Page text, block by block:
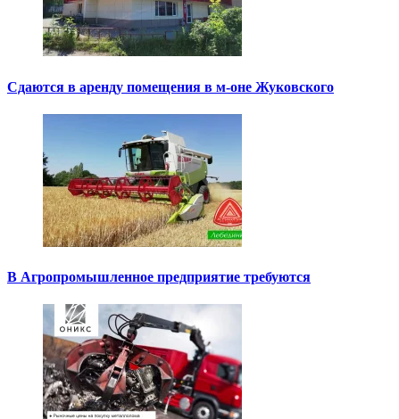
Сдаются в аренду помещения в м-оне Жуковского
В Агропромышленное предприятие требуются